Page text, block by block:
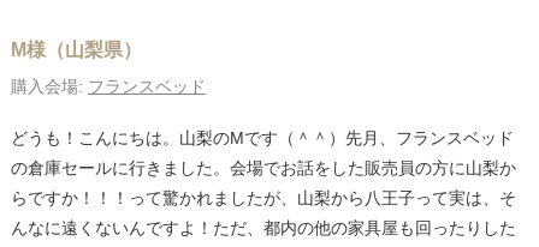
M様（山梨県）
購入会場: フランスベッド
どうも！こんにちは。山梨のMです（＾＾）先月、フランスベッド
の倉庫セールに行きました。会場でお話をした販売員の方に山梨か
らですか！！！って驚かれましたが、山梨から八王子って実は、そ
んなに遠くないんですよ！ただ、都内の他の家具屋も回ったりした